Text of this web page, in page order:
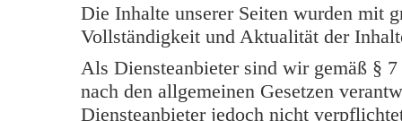
Die Inhalte unserer Seiten wurden mit
Vollständigkeit und Aktualität der
Als Diensteanbieter sind wir gemäß §
nach den allgemeinen Gesetzen
Diensteanbieter jedoch nicht